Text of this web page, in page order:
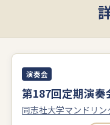
演奏会
第187回定期演奏
同志社大学マンドリン